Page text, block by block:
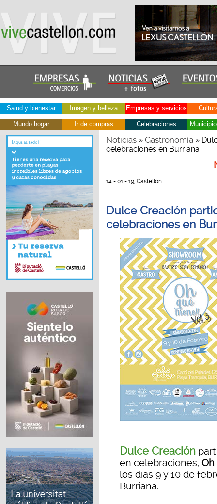
Salud y bienestar Imagen y belleza Empresas y servicios
Mundo hogar Ir de compras Celebraciones
Noticias» Gastronomía»
celebraciones en Burriana
14 - 01 - 19, Castellón
Dulce Creación
celebraciones en
Dulce Creación
en celebraciones,
los días 9 y 10 de
Burriana.